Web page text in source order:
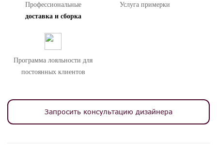
Профессиональные
доставка и сборка
Услуга примерки
Программа лояльности для
постоянных клиентов
Запросить консультацию дизайнера